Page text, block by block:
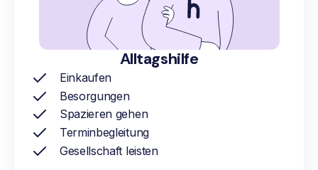
Alltagshilfe
Einkaufen
Besorgungen
Spazieren gehen
Terminbegleitung
Gesellschaft leisten